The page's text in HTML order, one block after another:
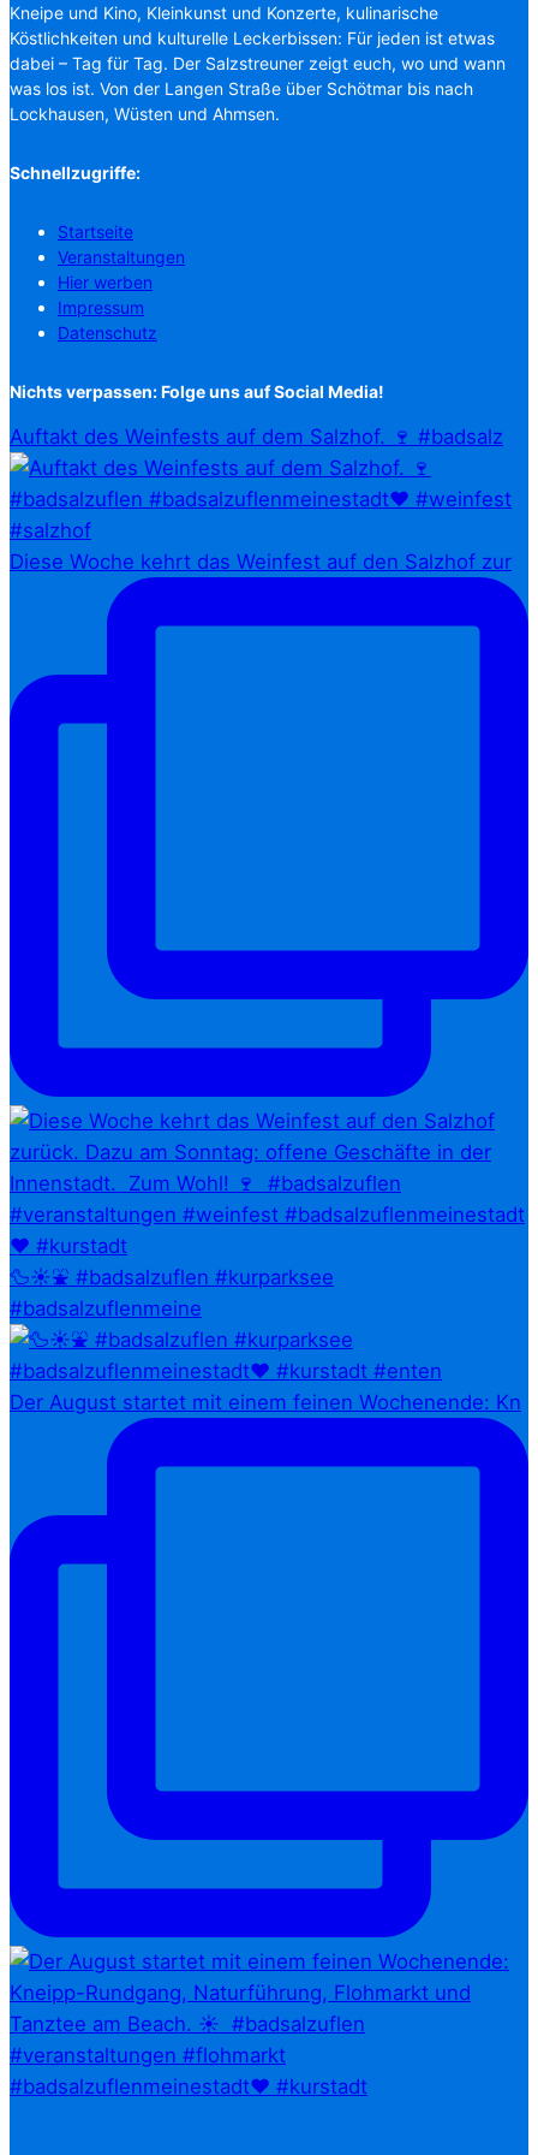
Kneipe und Kino, Kleinkunst und Konzerte, kulinarische
Köstlichkeiten und kulturelle Leckerbissen: Für jeden ist etwas
dabei – Tag für Tag. Der Salzstreuner zeigt euch, wo und wann
was los ist. Von der Langen Straße über Schötmar bis nach
Lockhausen, Wüsten und Ahmsen.
Schnellzugriffe:
Startseite
Veranstaltungen
Hier werben
Impressum
Datenschutz
Nichts verpassen: Folge uns auf Social Media!
Auftakt des Weinfests auf dem Salzhof. 🍷 #badsalz
Diese Woche kehrt das Weinfest auf den Salzhof zur
🦆☀️⛲ #badsalzuflen #kurparksee
#badsalzuflenmeine
Der August startet mit einem feinen Wochenende: Kn